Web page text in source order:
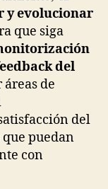
y evolucionar
que siga
del
de
del
puedan
con